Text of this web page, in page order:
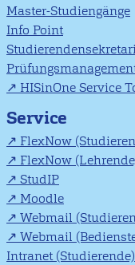
Master-Studiengänge
Info Point
HISinOne Service
Service
FlexNow
FlexNow
StudIP
Moodle
Webmail
Webmail
Intranet (Studierende)